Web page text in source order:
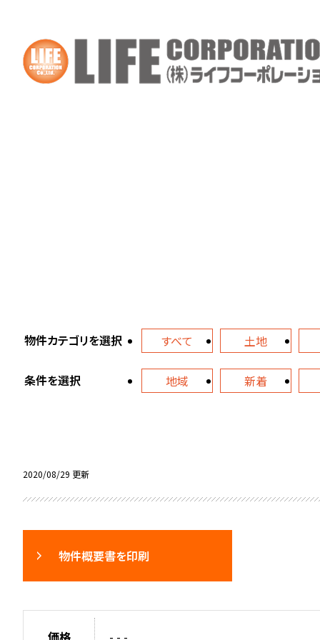
物件カテゴリを選択 すべて 土地
条件を選択 地域 新着
2020/08/29 更新
物件概要書を印刷
価格 - - -